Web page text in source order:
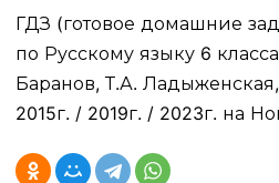
ГДЗ (готовое домашние
по Русскому языку 6
Баранов, Т.А.
2015г. / 2019г. / 2023г. на